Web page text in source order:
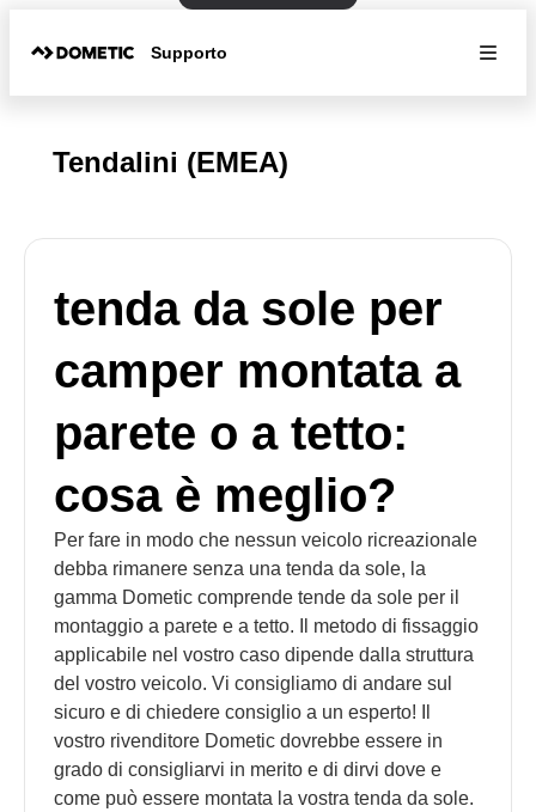
Supporto
Tendalini (EMEA)
tenda da sole per
camper montata a
parete o a tetto:
cosa è meglio?
Per fare in modo che nessun veicolo ricreazionale
debba rimanere senza una tenda da sole, la
gamma Dometic comprende tende da sole per il
montaggio a parete e a tetto. Il metodo di fissaggio
applicabile nel vostro caso dipende dalla struttura
del vostro veicolo. Vi consigliamo di andare sul
sicuro e di chiedere consiglio a un esperto! Il
vostro rivenditore Dometic dovrebbe essere in
grado di consigliarvi in merito e di dirvi dove e
come può essere montata la vostra tenda da sole.